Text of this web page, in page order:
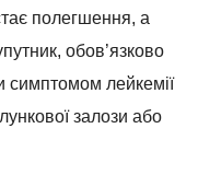
полегшення, а
обов’язково
симптомом лейкемії
залози або